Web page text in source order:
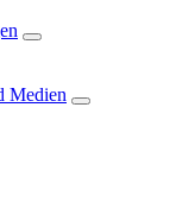
Medien